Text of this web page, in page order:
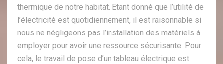
thermique de notre habitat. Etant donné que l’utilité de
l’électricité est quotidiennement, il est raisonnable si
nous ne négligeons pas l’installation des matériels à
employer pour avoir une ressource sécurisante. Pour
cela, le travail de pose d’un tableau électrique est